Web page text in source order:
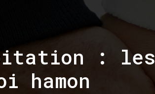
: les
hamon